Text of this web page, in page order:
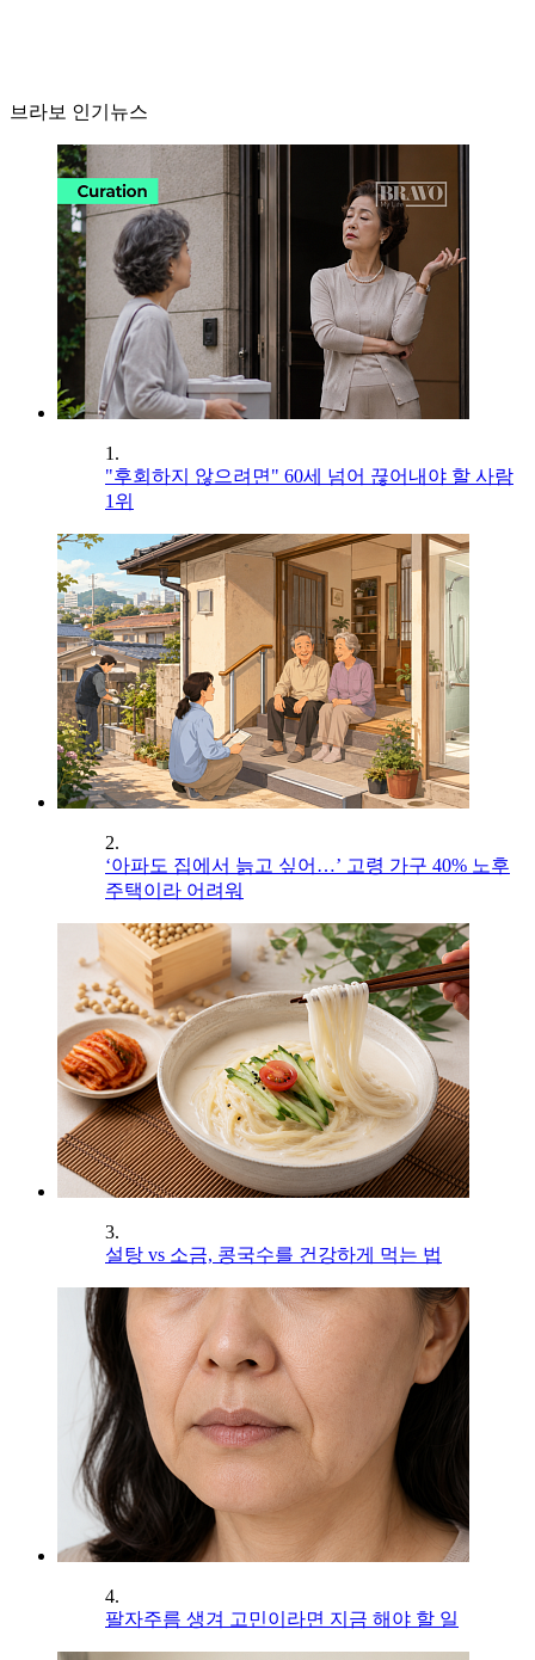
브라보 인기뉴스
1.
"후회하지 않으려면" 60세 넘어 끊어내야 할 사람
1위
2.
‘아파도 집에서 늙고 싶어…’ 고령 가구 40% 노후
주택이라 어려워
3.
설탕 vs 소금, 콩국수를 건강하게 먹는 법
4.
팔자주름 생겨 고민이라면 지금 해야 할 일